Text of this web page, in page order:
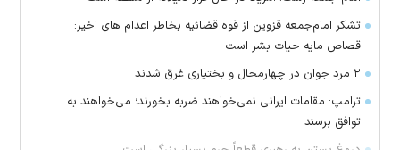
تشکر امام‌جمعه قزوین از قوه قضائیه بخاطر اعدام های اخیر:
قصاص مایه حیات بشر است
۲ مرد جوان در چهارمحال و بختیاری غرق شدند
ترامپ: مقامات ایرانی نمی‌خواهند ضربه بخورند؛ می‌خواهند به
توافق برسند